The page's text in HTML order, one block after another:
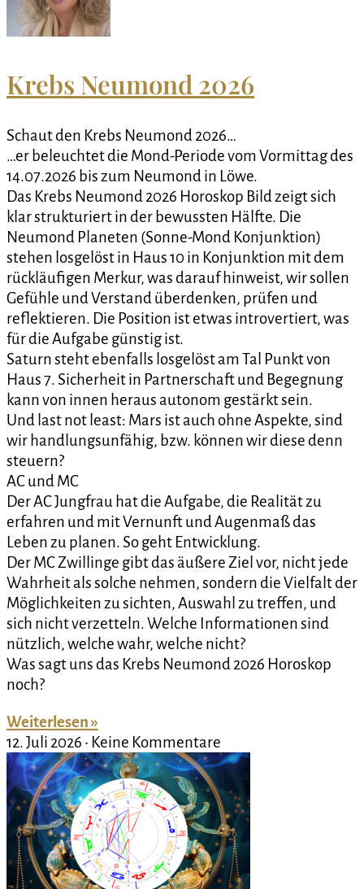
Krebs Neumond 2026
Schaut den Krebs Neumond 2026…
…er beleuchtet die Mond-Periode vom Vormittag des
14.07.2026 bis zum Neumond in Löwe.
Das Krebs Neumond 2026 Horoskop Bild zeigt sich
klar strukturiert in der bewussten Hälfte. Die
Neumond Planeten (Sonne-Mond Konjunktion)
stehen losgelöst in Haus 10 in Konjunktion mit dem
rückläufigen Merkur, was darauf hinweist, wir sollen
Gefühle und Verstand überdenken, prüfen und
reflektieren. Die Position ist etwas introvertiert, was
für die Aufgabe günstig ist.
Saturn steht ebenfalls losgelöst am Tal Punkt von
Haus 7. Sicherheit in Partnerschaft und Begegnung
kann von innen heraus autonom gestärkt sein.
Und last not least: Mars ist auch ohne Aspekte, sind
wir handlungsunfähig, bzw. können wir diese denn
steuern?
AC und MC
Der AC Jungfrau hat die Aufgabe, die Realität zu
erfahren und mit Vernunft und Augenmaß das
Leben zu planen. So geht Entwicklung.
Der MC Zwillinge gibt das äußere Ziel vor, nicht jede
Wahrheit als solche nehmen, sondern die Vielfalt der
Möglichkeiten zu sichten, Auswahl zu treffen, und
sich nicht verzetteln. Welche Informationen sind
nützlich, welche wahr, welche nicht?
Was sagt uns das Krebs Neumond 2026 Horoskop
noch?
Weiterlesen »
12. Juli 2026
Keine Kommentare